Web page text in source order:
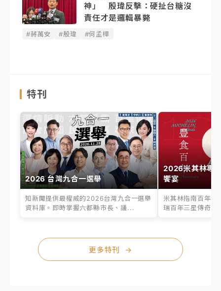
神」 殷瑋反擊：硬扯台糖沒
責任才是邏輯暴斃
#蔣萬安 #殷瑋 #何孟樺
特刊
2026 台灣九合一選舉
知新聞提供最權威的2026台灣九合一選舉
資料庫。即時掌握六都縣市長、議...
2026米其林專
饗宴
米其林指南百年之
瑞百年三星傳奇、
更多特刊 →